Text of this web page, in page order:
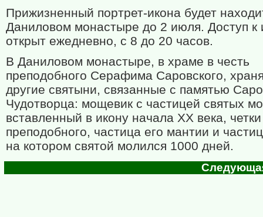
Прижизненный портрет-икона будет
Даниловом монастыре до 2 июля. Доступ к
открыт ежедневно, с 8 до 20 часов.
В Даниловом монастыре, в храме в честь
преподобного Серафима Саровского,
другие святыни, связанные с памятью
Чудотворца: мощевик с частицей святых
вставленный в икону начала XX века, четки
преподобного, частица его мантии и
на котором святой молился 1000 дней.